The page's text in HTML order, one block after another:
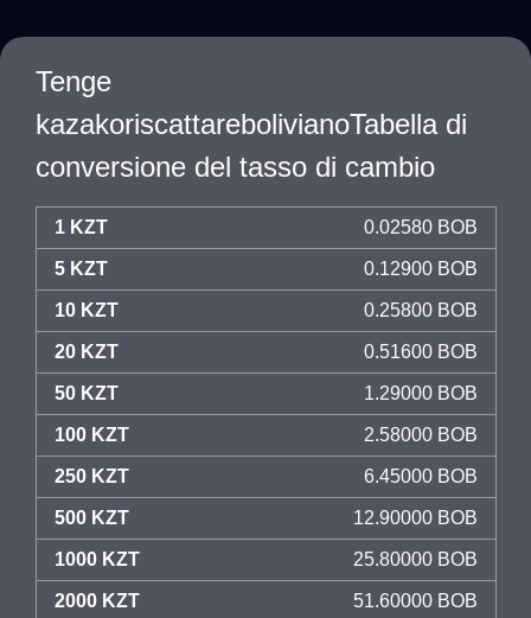
Tenge
kazakoriscattarebolivianoTabella di
conversione del tasso di cambio
1 KZT 0.02580 BOB
5 KZT 0.12900 BOB
10 KZT 0.25800 BOB
20 KZT 0.51600 BOB
50 KZT 1.29000 BOB
100 KZT 2.58000 BOB
250 KZT 6.45000 BOB
500 KZT 12.90000 BOB
1000 KZT 25.80000 BOB
2000 KZT 51.60000 BOB